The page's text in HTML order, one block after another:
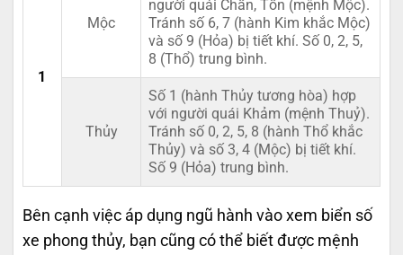
1
Mộc
người quái Chấn, Tốn (mệnh Mộc).
Tránh số 6, 7 (hành Kim khắc Mộc)
và số 9 (Hỏa) bị tiết khí. Số 0, 2, 5,
8 (Thổ) trung bình.
Thủy
Số 1 (hành Thủy tương hòa) hợp
với người quái Khảm (mệnh Thuỷ).
Tránh số 0, 2, 5, 8 (hành Thổ khắc
Thủy) và số 3, 4 (Mộc) bị tiết khí.
Số 9 (Hỏa) trung bình.
Bên cạnh việc áp dụng ngũ hành vào xem biển số
xe phong thủy, bạn cũng có thể biết được mệnh